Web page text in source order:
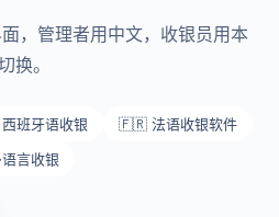
，管理者用中文，收银员用本
换。
班牙语收银
🇫🇷 法语收银软件
言收银